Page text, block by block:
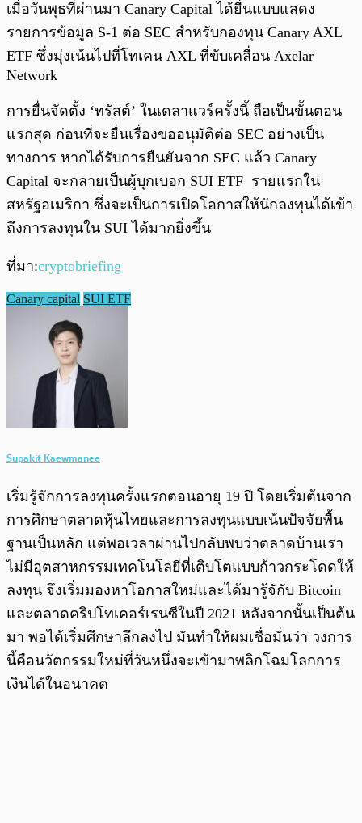
เมื่อวันพุธที่ผ่านมา Canary Capital ได้ยื่นแบบแสดง
รายการข้อมูล S-1 ต่อ SEC สำหรับกองทุน Canary AXL
ETF ซึ่งมุ่งเน้นไปที่โทเคน AXL ที่ขับเคลื่อน Axelar
Network
การยื่นจัดตั้ง ‘ทรัสต์’ ในเดลาแวร์ครั้งนี้ ถือเป็นขั้นตอน
แรกสุด ก่อนที่จะยื่นเรื่องขออนุมัติต่อ SEC อย่างเป็น
ทางการ หากได้รับการยืนยันจาก SEC แล้ว Canary
Capital จะกลายเป็นผู้บุกเบอก SUI ETF รายแรกใน
สหรัฐอเมริกา ซึ่งจะเป็นการเปิดโอกาสให้นักลงทุนได้เข้า
ถึงการลงทุนใน SUI ได้มากยิ่งขึ้น
ที่มา:cryptobriefing
Canary capital SUI ETF
Supakit Kaewmanee
เริ่มรู้จักการลงทุนครั้งแรกตอนอายุ 19 ปี โดยเริ่มต้นจาก
การศึกษาตลาดหุ้นไทยและการลงทุนแบบเน้นปัจจัยพื้น
ฐานเป็นหลัก แต่พอเวลาผ่านไปกลับพบว่าตลาดบ้านเรา
ไม่มีอุตสาหกรรมเทคโนโลยีที่เติบโตแบบก้าวกระโดดให้
ลงทุน จึงเริ่มมองหาโอกาสใหม่และได้มารู้จักับ Bitcoin
และตลาดคริปโทเคอร์เรนซีในปี 2021 หลังจากนั้นเป็นต้น
มา พอได้เริ่มศึกษาลึกลงไป มันทำให้ผมเชื่อมั่นว่า วงการ
นี้คือนวัตกรรมใหม่ที่วันหนึ่งจะเข้ามาพลิกโฉมโลกการ
เงินได้ในอนาคต